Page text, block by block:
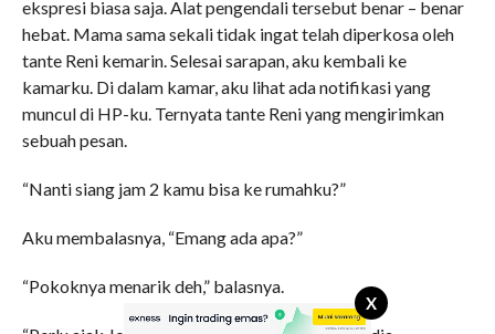
X
ekspresi biasa saja. Alat pengendali tersebut benar – benar
hebat. Mama sama sekali tidak ingat telah diperkosa oleh
tante Reni kemarin. Selesai sarapan, aku kembali ke
kamarku. Di dalam kamar, aku lihat ada notifikasi yang
muncul di HP-ku. Ternyata tante Reni yang mengirimkan
sebuah pesan.
“Nanti siang jam 2 kamu bisa ke rumahku?”
Aku membalasnya, “Emang ada apa?”
“Pokoknya menarik deh,” balasnya.